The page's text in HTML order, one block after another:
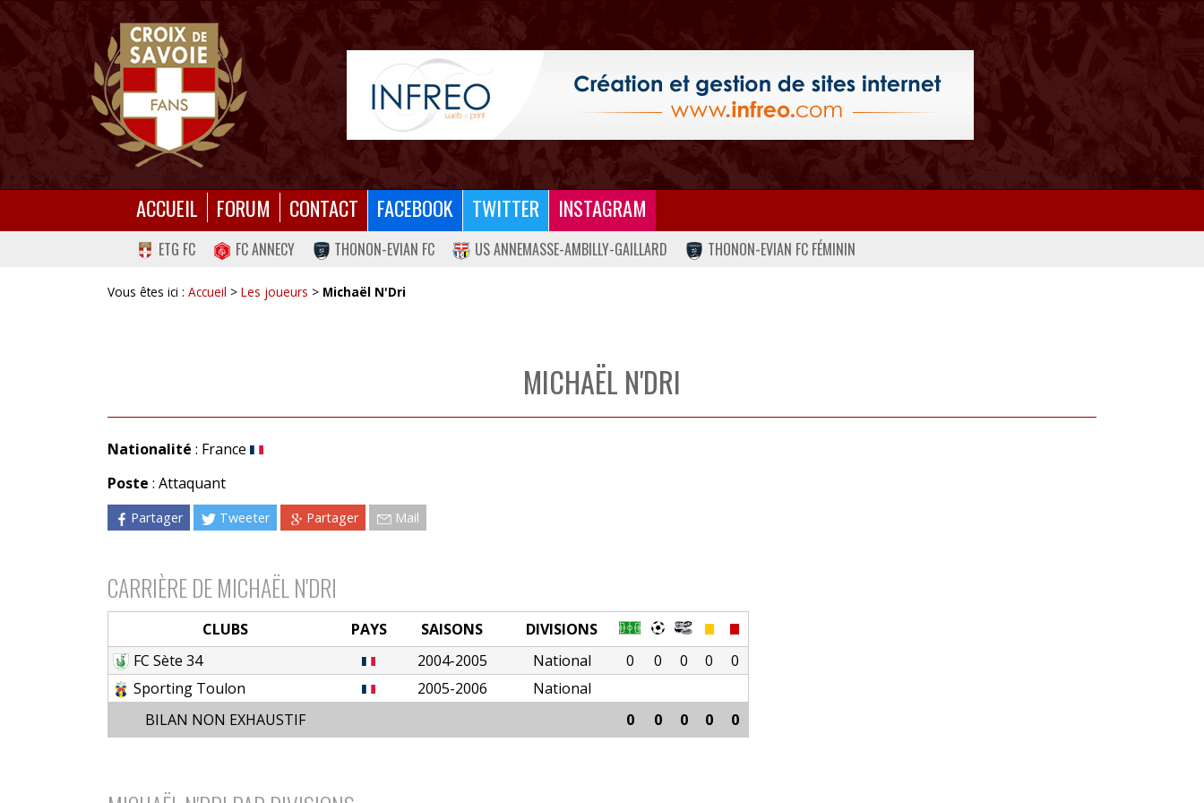
ACCUEIL FORUM CONTACT FACEBOOK TWITTER INSTAGRAM
ETG FC FC ANNECY THONON-EVIAN FC US ANNEMASSE-AMBILLY-GAILLARD THONON-EVIAN FC FÉMININ
Vous êtes ici : Accueil > Les joueurs > Michaël N'Dri
MICHAËL N'DRI
Nationalité : France
Poste : Attaquant
Partager Tweeter Partager Mail
CARRIÈRE DE MICHAËL N'DRI
CLUBS PAYS SAISONS
DIVISIONS
FC Sète 34
2004-2005 National 0 0 0 0
0
Sporting Toulon
2005-2006
National
BILAN NON EXHAUSTIF
0 0 0 0 0